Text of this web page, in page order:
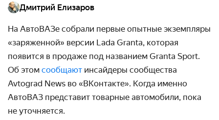
Дмитрий Елизаров
На АвтоВАЗе собрали первые опытные экземпляры
«заряженной» версии Lada Granta, которая
появится в продаже под названием Granta Sport.
Об этом сообщают инсайдеры сообщества
Avtograd News во «ВКонтакте». Когда именно
АвтоВАЗ представит товарные автомобили, пока
не уточняется.